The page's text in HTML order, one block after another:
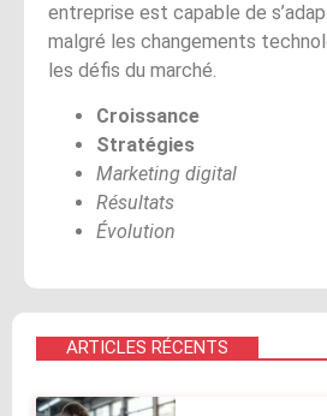
entreprise est capable de
malgré les changements
les défis du marché.
Croissance
Stratégies
Marketing digital
Résultats
Évolution
ARTICLES RÉCENTS